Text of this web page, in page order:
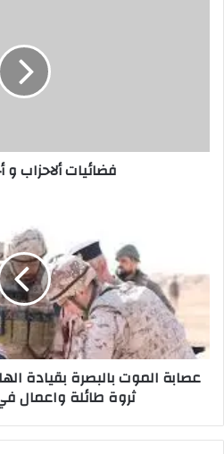
فضائيات ألاحزاب و
الهارب
طويسة)
صاحب
ثروة
طائلة
عصابة الموت بالبصرة بقيادة
ثروة طائلة واعمال